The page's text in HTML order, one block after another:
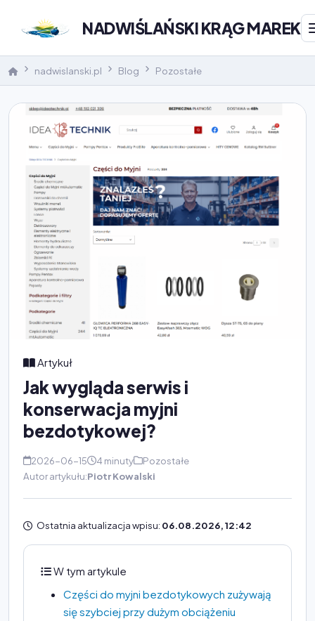
NADWIŚLAŃSKI KRĄG MAREK
nadwislanski.pl Blog Pozostałe
Artykuł
Jak wygląda serwis i
konserwacja myjni
bezdotykowej?
2026-06-15 4 minuty
Pozostałe
Autor artykułu:Piotr Kowalski
Ostatnia aktualizacja wpisu: 06.08.2026, 12:42
W tym artykule
Części do myjni bezdotykowych zużywają
się szybciej przy dużym obciążeniu